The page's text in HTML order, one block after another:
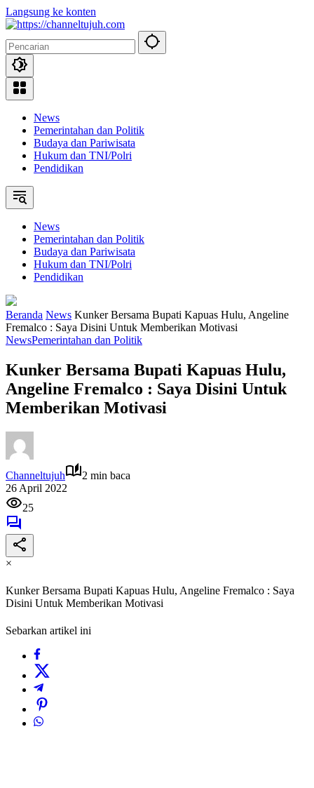
Langsung ke konten
News
Pemerintahan dan Politik
Budaya dan Pariwisata
Hukum dan TNI/Polri
Pendidikan
News
Pemerintahan dan Politik
Budaya dan Pariwisata
Hukum dan TNI/Polri
Pendidikan
Beranda News Kunker Bersama Bupati Kapuas Hulu, Angeline
Fremalco : Saya Disini Untuk Memberikan Motivasi
NewsPemerintahan dan Politik
Kunker Bersama Bupati Kapuas Hulu,
Angeline Fremalco : Saya Disini Untuk
Memberikan Motivasi
Channeltujuh
2 min baca
26 April 2022
25
×
Kunker Bersama Bupati Kapuas Hulu, Angeline Fremalco : Saya
Disini Untuk Memberikan Motivasi
Sebarkan artikel ini